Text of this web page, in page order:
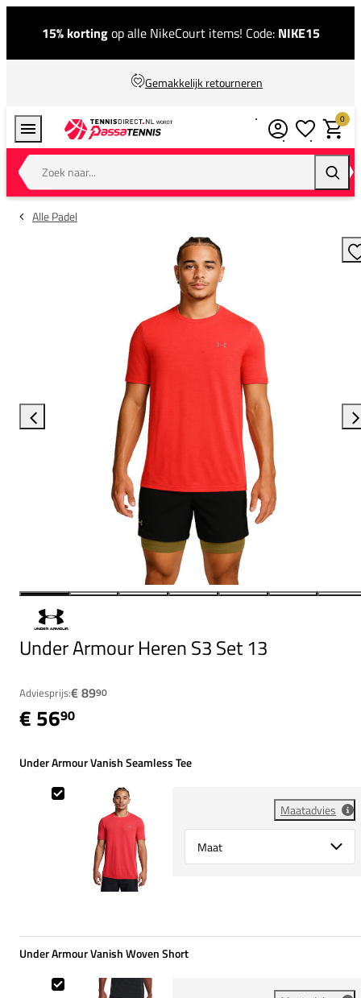
15% kortingop alle NikeCourt items! Code: NIKE15
Gemakkelijk retourneren
Zoek naar...
0
Alle Padel
Under Armour Heren S3 Set 13
Adviesprijs:€ 8990
€ 5690
Under Armour Vanish Seamless Tee
Maatadvies
Select {option} for {name}
Under Armour Vanish Seamless Tee
Under Armour Vanish Woven Short
Under Armour Vanish Woven Short